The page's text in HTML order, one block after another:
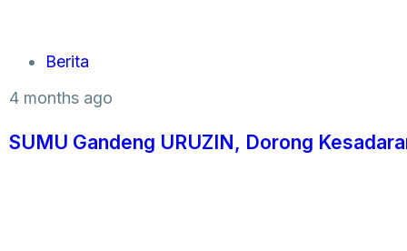
Berita
4 months ago
SUMU Gandeng URUZIN, Dorong